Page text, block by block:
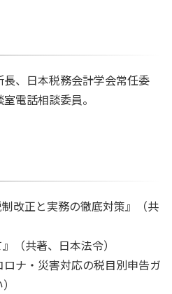
、日本税務会計学会常任委
電話相談委員。
改正と実務の徹底対策』（共
（共著、日本法令）
ナ・災害対応の税目別申告ガ